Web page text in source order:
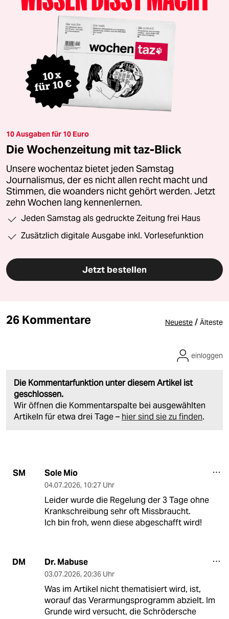
10 Ausgaben für 10 Euro
Die Wochenzeitung mit taz-Blick
Unsere wochentaz bietet jeden Samstag
Journalismus, der es nicht allen recht macht und
Stimmen, die woanders nicht gehört werden. Jetzt
zehn Wochen lang kennenlernen.
Jeden Samstag als gedruckte Zeitung frei Haus
Zusätzlich digitale Ausgabe inkl. Vorlesefunktion
Jetzt bestellen
26 Kommentare Neueste / Älteste
Die Kommentarfunktion unter diesem Artikel ist
geschlossen.
Wir öffnen die Kommentarspalte bei ausgewählten
Artikeln für etwa drei Tage – hier sind sie zu finden.
einloggen
SM Sole Mio
04.07.2026, 10:27 Uhr
Leider wurde die Regelung der 3 Tage ohne
Krankschreibung sehr oft Missbraucht.
Ich bin froh, wenn diese abgeschafft wird!
DM Dr. Mabuse
03.07.2026, 20:36 Uhr
Was im Artikel nicht thematisiert wird, ist,
worauf das Verarmungsprogramm abzielt. Im
Grunde wird versucht, die Schrödersche